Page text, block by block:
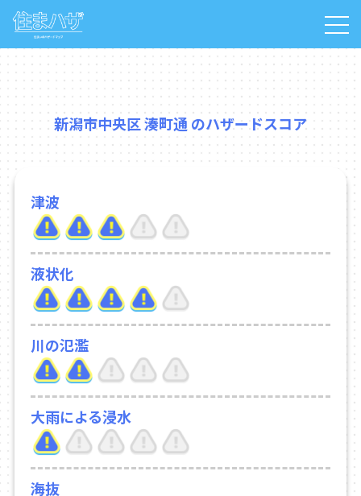
新潟市中央区 湊町通 のハザードスコア
津波
液状化
川の氾濫
大雨による浸水
海抜